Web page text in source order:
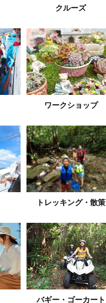
クルーズ
ワークショップ
トレッキング・散策
バギー・ゴーカート